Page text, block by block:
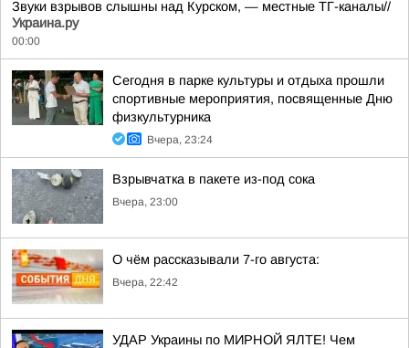
Звуки взрывов слышны над Курском, — местные ТГ-каналы//
Украина.ру
00:00
Сегодня в парке культуры и отдыха прошли
спортивные мероприятия, посвященные Дню
физкультурника
Вчера, 23:24
Взрывчатка в пакете из-под сока
Вчера, 23:00
О чём рассказывали 7-го августа:
Вчера, 22:42
УДАР Украины по МИРНОЙ ЯЛТЕ! Чем